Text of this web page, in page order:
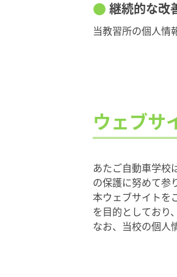
継続的な改
当教習所の個人情
ウェブサ
あたご自動車学校
の保護に努めて参
本ウェブサイトを
を目的としており
なお、当校の個人